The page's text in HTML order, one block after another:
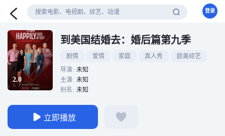
登录
2.0
到美国结婚去：婚后篇第九季
剧情 爱情 家庭 真人秀
欧美综艺
导演: 未知
主演: 未知
别名: 未知
立即播放